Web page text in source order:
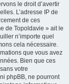
le droit d’avertir
L’adresse IP de
de ces
de Topoldavie » ait le
n’importe quel
cela nécessaire.
que vous avez
Bien que ces
votre
phpBB, ne pourront